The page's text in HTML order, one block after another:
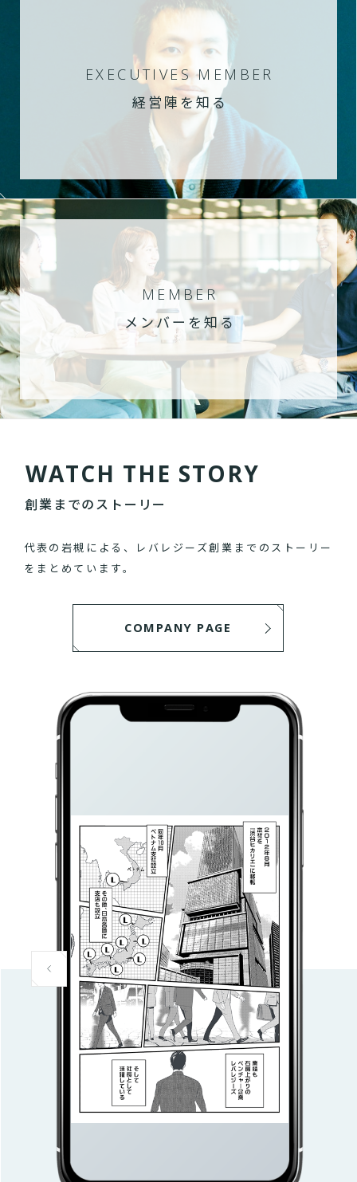
EXECUTIVES MEMBER
経営陣を知る
MEMBER
メンバーを知る
WATCH THE STORY
創業までのストーリー
代表の岩槻による、レバレジーズ創業までのストーリー
をまとめています。
COMPANY PAGE